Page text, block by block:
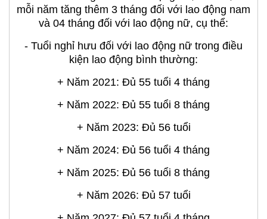
+ Năm 2022: Đủ 55 tuổi 8 tháng
+ Năm 2023: Đủ 56 tuổi
+ Năm 2024: Đủ 56 tuổi 4 tháng
+ Năm 2025: Đủ 56 tuổi 8 tháng
+ Năm 2026: Đủ 57 tuổi
+ Năm 2027: Đủ 57 tuổi 4 tháng
+ Năm 2028: Đủ 57 tuổi 8 tháng
+ Năm 2029: Đủ 58 tuổi
+ Năm 2030: Đủ 58 tuổi 4 tháng